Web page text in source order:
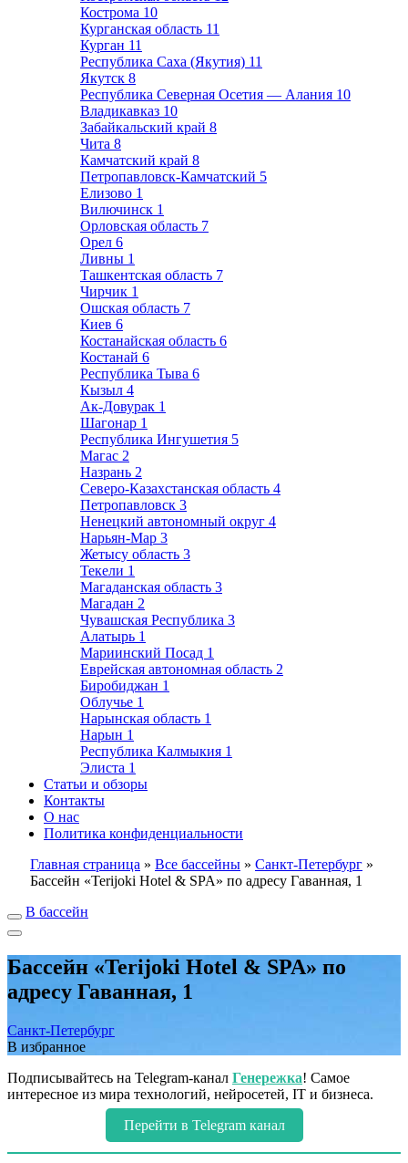
Кострома 10
Курганская область 11
Курган 11
Республика Саха (Якутия) 11
Якутск 8
Республика Северная Осетия — Алания 10
Владикавказ 10
Забайкальский край 8
Чита 8
Камчатский край 8
Петропавловск-Камчатский 5
Елизово 1
Вилючинск 1
Орловская область 7
Орел 6
Ливны 1
Ташкентская область 7
Чирчик 1
Ошская область 7
Киев 6
Костанайская область 6
Костанай 6
Республика Тыва 6
Кызыл 4
Ак-Довурак 1
Шагонар 1
Республика Ингушетия 5
Магас 2
Назрань 2
Северо-Казахстанская область 4
Петропавловск 3
Ненецкий автономный округ 4
Нарьян-Мар 3
Жетысу область 3
Текели 1
Магаданская область 3
Магадан 2
Чувашская Республика 3
Алатырь 1
Мариинский Посад 1
Еврейская автономная область 2
Биробиджан 1
Облучье 1
Нарынская область 1
Нарын 1
Республика Калмыкия 1
Элиста 1
Статьи и обзоры
Контакты
О нас
Политика конфиденциальности
Главная страница » Все бассейны » Санкт-Петербург »
Бассейн «Terijoki Hotel & SPA» по адресу Гаванная, 1
В бассейн
Бассейн «Terijoki Hotel & SPA» по
адресу Гаванная, 1
Санкт-Петербург
В избранное
Подписывайтесь на Telegram-канал Генережка! Самое
интересное из мира технологий, нейросетей, IT и бизнеса.
Перейти в Telegram канал